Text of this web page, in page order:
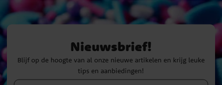
Nieuwsbrief!
Blijf op de hoogte van al onze nieuwe artikelen en krijg leuke
tips en aanbiedingen!